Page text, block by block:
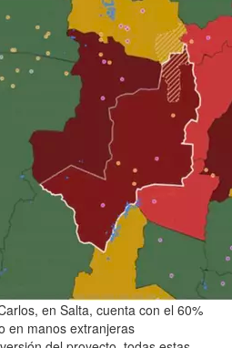
en Salta, cuenta con el 60%
en manos extranjeras